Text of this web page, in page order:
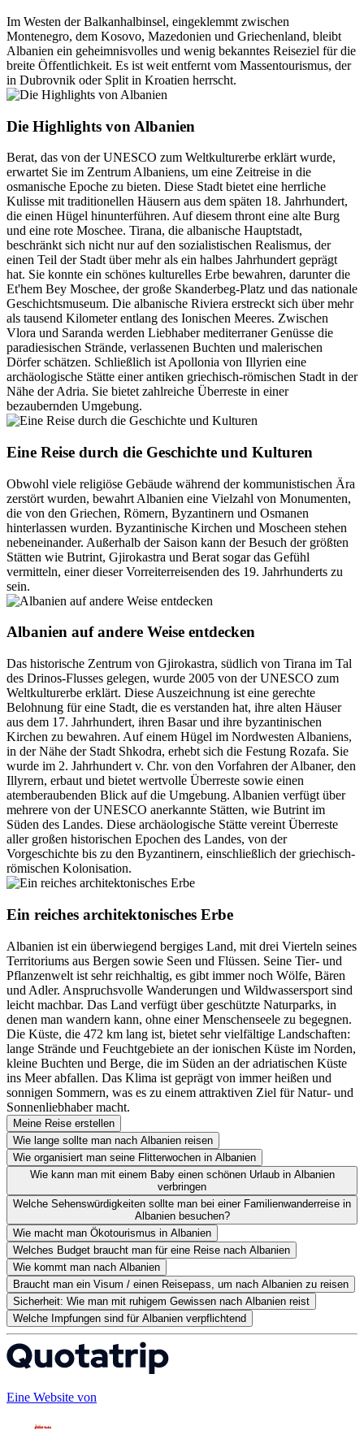
Im Westen der Balkanhalbinsel, eingeklemmt zwischen
Montenegro, dem Kosovo, Mazedonien und Griechenland, bleibt
Albanien ein geheimnisvolles und wenig bekanntes Reiseziel für die
breite Öffentlichkeit. Es ist weit entfernt vom Massentourismus, der
in Dubrovnik oder Split in Kroatien herrscht.
Die Highlights von Albanien
Berat, das von der UNESCO zum Weltkulturerbe erklärt wurde,
erwartet Sie im Zentrum Albaniens, um eine Zeitreise in die
osmanische Epoche zu bieten. Diese Stadt bietet eine herrliche
Kulisse mit traditionellen Häusern aus dem späten 18. Jahrhundert,
die einen Hügel hinunterführen. Auf diesem thront eine alte Burg
und eine rote Moschee. Tirana, die albanische Hauptstadt,
beschränkt sich nicht nur auf den sozialistischen Realismus, der
einen Teil der Stadt über mehr als ein halbes Jahrhundert geprägt
hat. Sie konnte ein schönes kulturelles Erbe bewahren, darunter die
Et'hem Bey Moschee, der große Skanderbeg-Platz und das nationale
Geschichtsmuseum. Die albanische Riviera erstreckt sich über mehr
als tausend Kilometer entlang des Ionischen Meeres. Zwischen
Vlora und Saranda werden Liebhaber mediterraner Genüsse die
paradiesischen Strände, verlassenen Buchten und malerischen
Dörfer schätzen. Schließlich ist Apollonia von Illyrien eine
archäologische Stätte einer antiken griechisch-römischen Stadt in der
Nähe der Adria. Sie bietet zahlreiche Überreste in einer
bezaubernden Umgebung.
Eine Reise durch die Geschichte und Kulturen
Obwohl viele religiöse Gebäude während der kommunistischen Ära
zerstört wurden, bewahrt Albanien eine Vielzahl von Monumenten,
die von den Griechen, Römern, Byzantinern und Osmanen
hinterlassen wurden. Byzantinische Kirchen und Moscheen stehen
nebeneinander. Außerhalb der Saison kann der Besuch der größten
Stätten wie Butrint, Gjirokastra und Berat sogar das Gefühl
vermitteln, einer dieser Vorreiterreisenden des 19. Jahrhunderts zu
sein.
Albanien auf andere Weise entdecken
Das historische Zentrum von Gjirokastra, südlich von Tirana im Tal
des Drinos-Flusses gelegen, wurde 2005 von der UNESCO zum
Weltkulturerbe erklärt. Diese Auszeichnung ist eine gerechte
Belohnung für eine Stadt, die es verstanden hat, ihre alten Häuser
aus dem 17. Jahrhundert, ihren Basar und ihre byzantinischen
Kirchen zu bewahren. Auf einem Hügel im Nordwesten Albaniens,
in der Nähe der Stadt Shkodra, erhebt sich die Festung Rozafa. Sie
wurde im 2. Jahrhundert v. Chr. von den Vorfahren der Albaner, den
Illyrern, erbaut und bietet wertvolle Überreste sowie einen
atemberaubenden Blick auf die Umgebung. Albanien verfügt über
mehrere von der UNESCO anerkannte Stätten, wie Butrint im
Süden des Landes. Diese archäologische Stätte vereint Überreste
aller großen historischen Epochen des Landes, von der
Vorgeschichte bis zu den Byzantinern, einschließlich der griechisch-
römischen Kolonisation.
Ein reiches architektonisches Erbe
Albanien ist ein überwiegend bergiges Land, mit drei Vierteln seines
Territoriums aus Bergen sowie Seen und Flüssen. Seine Tier- und
Pflanzenwelt ist sehr reichhaltig, es gibt immer noch Wölfe, Bären
und Adler. Anspruchsvolle Wanderungen und Wildwassersport sind
leicht machbar. Das Land verfügt über geschützte Naturparks, in
denen man wandern kann, ohne einer Menschenseele zu begegnen.
Die Küste, die 472 km lang ist, bietet sehr vielfältige Landschaften:
lange Strände und Feuchtgebiete an der ionischen Küste im Norden,
kleine Buchten und Berge, die im Süden an der adriatischen Küste
ins Meer abfallen. Das Klima ist geprägt von immer heißen und
sonnigen Sommern, was es zu einem attraktiven Ziel für Natur- und
Sonnenliebhaber macht.
Meine Reise erstellen
Wie lange sollte man nach Albanien reisen
Wie organisiert man seine Flitterwochen in Albanien
Wie kann man mit einem Baby einen schönen Urlaub in Albanien
verbringen
Welche Sehenswürdigkeiten sollte man bei einer Familienwanderreise in
Albanien besuchen?
Wie macht man Ökotourismus in Albanien
Welches Budget braucht man für eine Reise nach Albanien
Wie kommt man nach Albanien
Braucht man ein Visum / einen Reisepass, um nach Albanien zu reisen
Sicherheit: Wie man mit ruhigem Gewissen nach Albanien reist
Welche Impfungen sind für Albanien verpflichtend
Eine Website von